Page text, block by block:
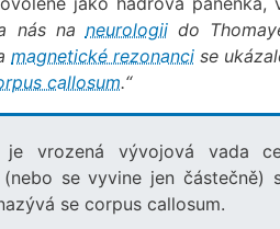
nás na neurologiido
magnetické rezonanci se
callosum.“
je vrozená vývojová vada
se vyvine jen částečně)
se corpus callosum.